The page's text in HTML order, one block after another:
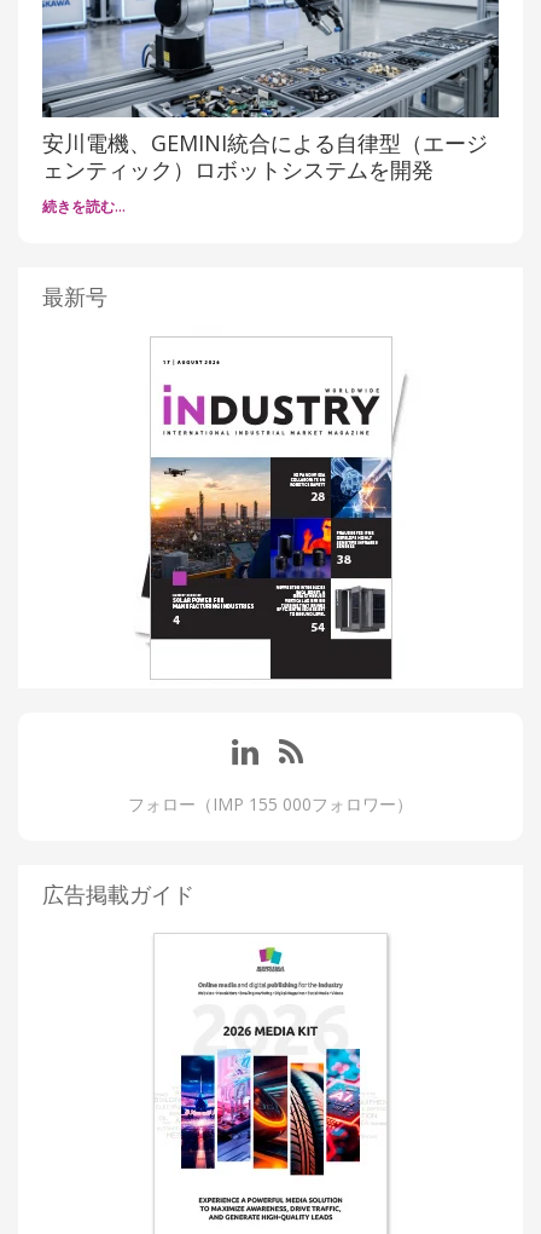
安川電機、GEMINI統合による自律型（エージ
ェンティック）ロボットシステムを開発
続きを読む…
最新号
フォロー（IMP 155 000フォロワー）
広告掲載ガイド